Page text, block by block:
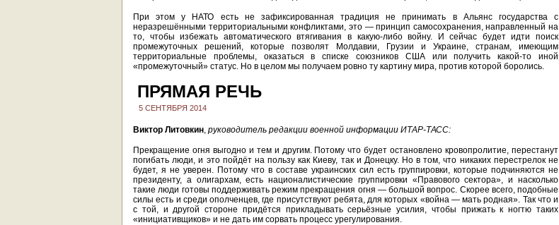
При этом у НАТО есть не зафиксированная традиция не принимать в Альянс государства с
неразрешёнными территориальными конфликтами, это — принцип самосохранения, направленный на
то, чтобы избежать автоматического втягивания в какую-либо войну. И сейчас будет идти поиск
промежуточных решений, которые позволят Молдавии, Грузии и Украине, странам, имеющим
территориальные проблемы, оказаться в списке союзников США или получить какой-то иной
«промежуточный» статус. Но в целом мы получаем ровно ту картину мира, против которой боролись.
ПРЯМАЯ РЕЧЬ
5 СЕНТЯБРЯ 2014
Виктор Литовкин, руководитель редакции военной информации ИТАР-ТАСС:
Прекращение огня выгодно и тем и другим. Потому что будет остановлено кровопролитие, перестанут
погибать люди, и это пойдёт на пользу как Киеву, так и Донецку. Но в том, что никаких перестрелок не
будет, я не уверен. Потому что в составе украинских сил есть группировки, которые подчиняются не
президенту, а олигархам, есть националистические группировки «Правового сектора», и насколько
такие люди готовы поддерживать режим прекращения огня — большой вопрос. Скорее всего, подобные
силы есть и среди ополченцев, где присутствуют ребята, для которых «война — мать родная». Так что и
с той, и другой стороне придётся прикладывать серьёзные усилия, чтобы прижать к ногтю таких
«инициативщиков» и не дать им сорвать процесс урегулирования.